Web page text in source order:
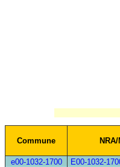
Commune NRA/
e00-1032-1700 E00-1032-